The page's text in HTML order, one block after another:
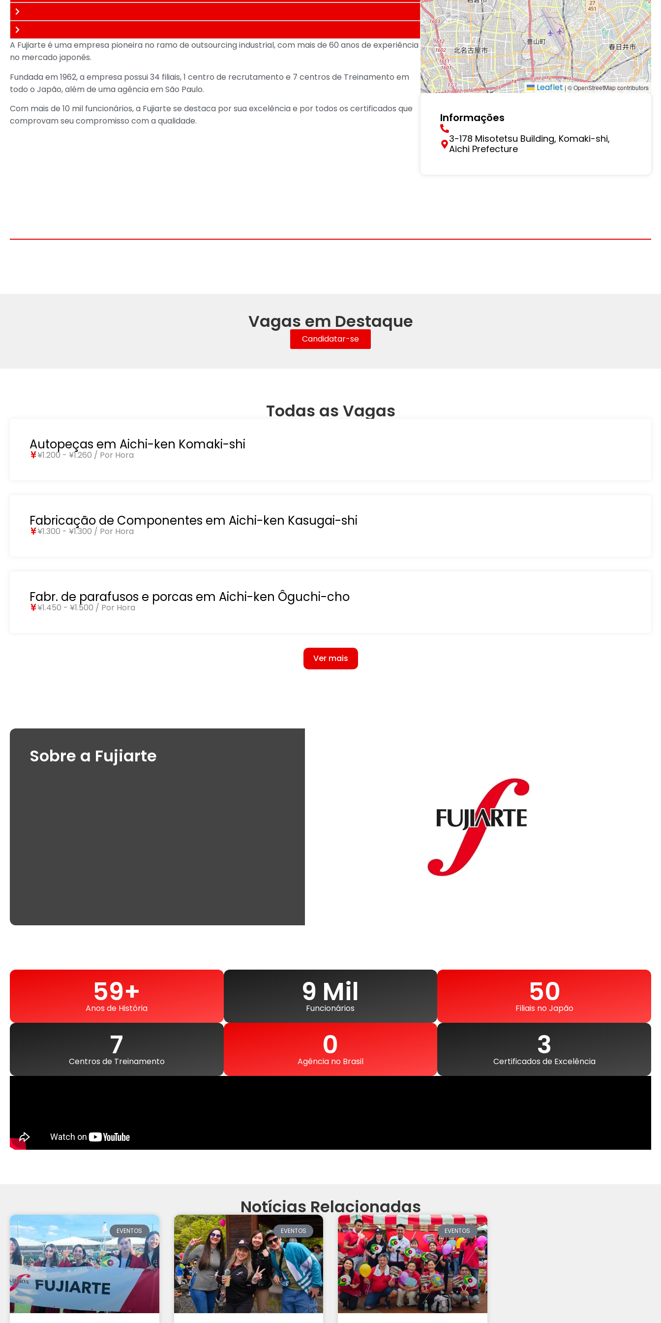
A Fujiarte é uma empresa pioneira no ramo de outsourcing industrial, com mais de 60 anos de experiência
no mercado japonês.
Fundada em 1962, a empresa possui 34 filiais, 1 centro de recrutamento e 7 centros de Treinamento em
todo o Japão, além de uma agência em São Paulo.
Com mais de 10 mil funcionários, a Fujiarte se destaca por sua excelência e por todos os certificados que
comprovam seu compromisso com a qualidade.
Leaflet | © OpenStreetMap contributors
Informações
3-178 Misotetsu Building, Komaki-shi,
Aichi Prefecture
Vagas em Destaque
Candidatar-se
Todas as Vagas
Autopeças em Aichi-ken Komaki-shi
¥1.200 - ¥1.260 / Por Hora
Fabricação de Componentes em Aichi-ken Kasugai-shi
¥1.300 - ¥1.300 / Por Hora
Fabr. de parafusos e porcas em Aichi-ken Ôguchi-cho
¥1.450 - ¥1.500 / Por Hora
Ver mais
Sobre a Fujiarte
Anos de História
60+ Funcionários
10 Mil Filiais no Japão
51
Centros de Treinamento
8 Agência no Brasil
1 Certificados de Excelência
4
Notícias Relacionadas
EVENTOS EVENTOS EVENTOS